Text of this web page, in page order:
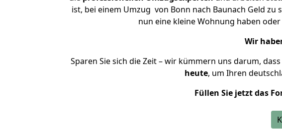
ist, bei einem Umzug von Bonn nach Baunach Geld
nun eine kleine Wohnung haben
Wir
Sparen Sie sich die Zeit – wir kümmern uns darum,
heute, um Ihren
Füllen Sie jetzt das